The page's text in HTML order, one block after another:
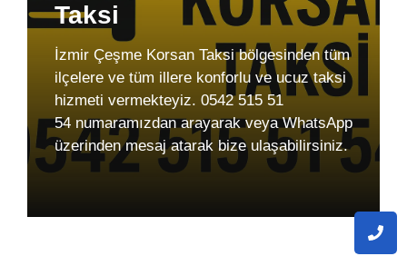
Taksi
İzmir Çeşme Korsan Taksi bölgesinden tüm
ilçelere ve tüm illere konforlu ve ucuz taksi
hizmeti vermekteyiz. 0542 515 51
54 numaramızdan arayarak veya WhatsApp
üzerinden mesaj atarak bize ulaşabilirsiniz.